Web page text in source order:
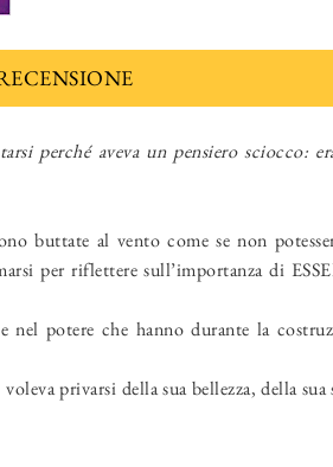
perché aveva un pensiero sciocco:
buttate al vento come se non
per riflettere sull’importanza di
nel potere che hanno durante la
privarsi della sua bellezza, della